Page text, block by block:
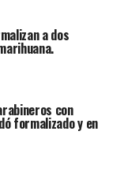
a dos
con
formalizado y en